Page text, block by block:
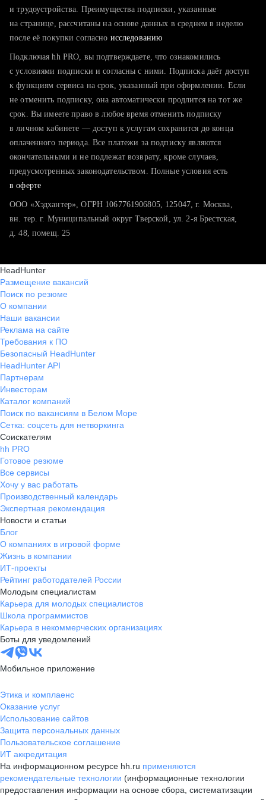
тратите много времени на поиск и вручную поднимаете
хотите сравнить себя с конкурентами и оценить шансы
и трудоустройства. Преимущества подписки, указанные
на странице, рассчитаны на основе данных в среднем в неделю
после её покупки согласно исследованию
Подключая hh PRO, вы подтверждаете, что ознакомились
с условиями подписки и согласны с ними. Подписка даёт доступ
к функциям сервиса на срок, указанный при оформлении. Если
не отменить подписку, она автоматически продлится на тот же
срок. Вы имеете право в любое время отменить подписку
в личном кабинете — доступ к услугам сохранится до конца
оплаченного периода. Все платежи за подписку являются
окончательными и не подлежат возврату, кроме случаев,
предусмотренных законодательством. Полные условия есть
в оферте
ООО «Хэдхантер», ОГРН 1067761906805, 125047, г. Москва,
вн. тер. г. Муниципальный округ Тверской, ул. 2-я Брестская,
д. 48, помещ. 25
HeadHunter
Размещение вакансий
Поиск по резюме
О компании
Наши вакансии
Реклама на сайте
Требования к ПО
Безопасный HeadHunter
HeadHunter API
Партнерам
Инвесторам
Каталог компаний
Поиск по вакансиям в Белом Море
Сетка: соцсеть для нетворкинга
Соискателям
hh PRO
Готовое резюме
Все сервисы
Хочу у вас работать
Производственный календарь
Экспертная рекомендация
Новости и статьи
Блог
О компаниях в игровой форме
Жизнь в компании
ИТ-проекты
Рейтинг работодателей России
Молодым специалистам
Карьера для молодых специалистов
Школа программистов
Карьера в некоммерческих организациях
Боты для уведомлений
Мобильное приложение
Этика и комплаенс
Оказание услуг
Использование сайтов
Защита персональных данных
Пользовательское соглашение
ИТ аккредитация
На информационном ресурсе hh.ru применяются
рекомендательные технологии (информационные технологии
предоставления информации на основе сбора, систематизации